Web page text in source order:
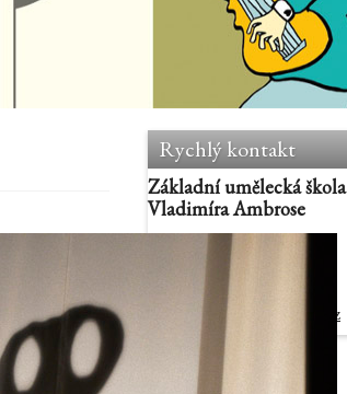
Rychlý kontakt
Základní umělecká škola
Vladimíra Ambrose
Kravařova 14
796 01 Prostějov
+420 582 406 050
sekretariat@zusprostejov.cz